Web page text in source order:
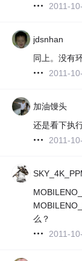
2011-
jdsnhan
同上。没有
2011-
加油馒头
还是看下执
2011-
么？
2011-